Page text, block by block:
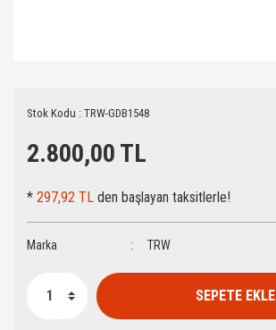
Stok Kodu : TRW-GDB1548
2.800,00 TL
* 297,92 TL den başlayan taksitlerle!
Marka TRW
SEPETE EKLE